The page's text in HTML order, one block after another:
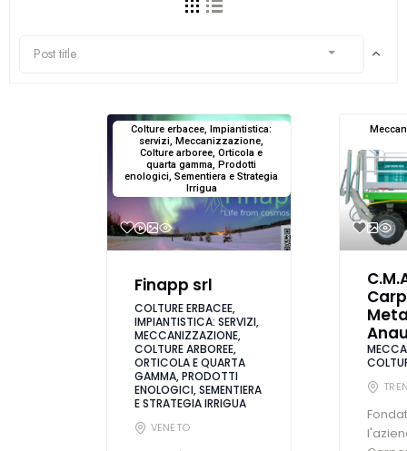
Post title
Colture erbacee, Impiantistica:
servizi, Meccanizzazione,
Colture arboree, Orticola e
quarta gamma, Prodotti
enologici, Sementiera e Strategia
Irrigua
Finapp srl
COLTURE ERBACEE,
IMPIANTISTICA: SERVIZI,
MECCANIZZAZIONE,
COLTURE ARBOREE,
ORTICOLA E QUARTA
GAMMA, PRODOTTI
ENOLOGICI, SEMENTIERA
E STRATEGIA IRRIGUA
VENETO